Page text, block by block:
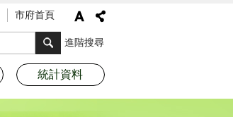
市府首頁
進階搜尋
統計資料